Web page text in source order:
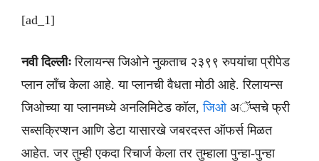
[ad_1]
नवी दिल्लीः रिलायन्स जिओने नुकताच २३९९ रुपयांचा प्रीपेड
प्लान लाँच केला आहे. या प्लानची वैधता मोठी आहे. रिलायन्स
जिओच्या या प्लानमध्ये अनलिमिटेड कॉल,जिओअॅप्सचे फ्री
सब्सक्रिप्शन आणि डेटा यासारखे जबरदस्त ऑफर्स मिळत
आहेत. जर तुम्ही एकदा रिचार्ज केला तर तुम्हाला पुन्हा-पुन्हा